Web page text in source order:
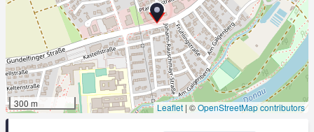
300 m Leaflet | ©OpenStreetMap contributors